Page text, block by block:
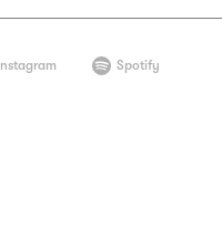
Instagram Spotify